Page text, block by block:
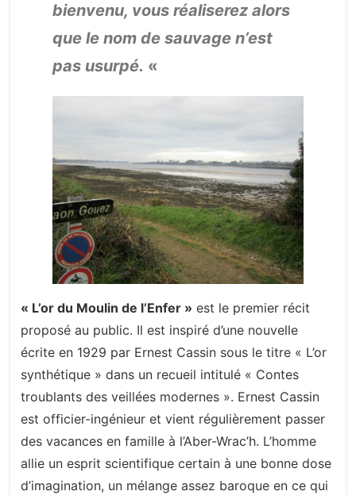
bienvenu, vous réaliserez alors
que le nom de sauvage n’est
pas usurpé. «
« L’or du Moulin de l’Enfer » est le premier récit
proposé au public. Il est inspiré d’une nouvelle
écrite en 1929 par Ernest Cassin sous le titre « L’or
synthétique » dans un recueil intitulé « Contes
troublants des veillées modernes ». Ernest Cassin
est officier-ingénieur et vient régulièrement passer
des vacances en famille à l’Aber-Wrac’h. L’homme
allie un esprit scientifique certain à une bonne dose
d’imagination, un mélange assez baroque en ce qui